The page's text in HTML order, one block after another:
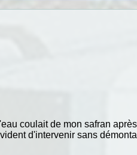
coulait de mon safran
d'intervenir sans